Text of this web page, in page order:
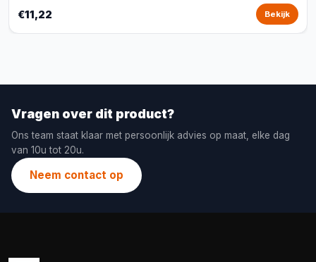
€11,22 Bekijk
Vragen over dit product?
Ons team staat klaar met persoonlijk advies op maat, elke dag
van 10u tot 20u.
Neem contact op